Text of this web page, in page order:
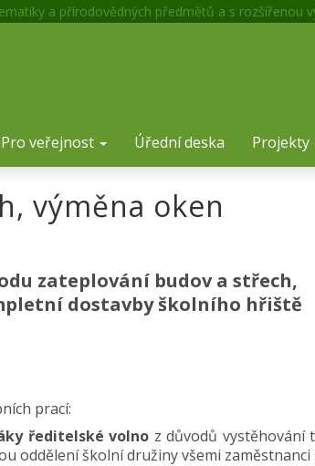
a přírodovědných předmětů a s rozšířenou
Pro veřejnost Úřední deska Projekty
výměna oken
zateplování budov a střech,
dostavby školního hřiště
prací:
ředitelské volno z důvodů vystěhování
oddělení školní družiny všemi zaměstnanci